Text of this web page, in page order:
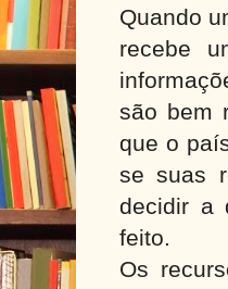
Quando
recebe
são bem
que o
se suas
decidir a
feito.
Os